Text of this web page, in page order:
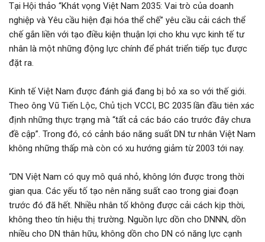
Đăng ký
VN
Tại Hội thảo “Khát vọng Việt Nam 2035: Vai trò của doanh
nghiệp và Yêu cầu hiện đại hóa thể chế” yêu cầu cải cách thể
chế gắn liền với tạo điều kiện thuận lợi cho khu vực kinh tế tư
nhân là một những động lực chính để phát triển tiếp tục được
đặt ra.
Kinh tế Việt Nam được đánh giá đang bị bỏ xa so với thế giới.
Theo ông Vũ Tiến Lộc, Chủ tịch VCCI, BC 2035 lần đầu tiên xác
định những thực trạng mà “tất cả các báo cáo trước đây chưa
đề cập”. Trong đó, có cảnh báo năng suất DN tư nhân Việt Nam
không những thấp mà còn có xu hướng giảm từ 2003 tới nay.
“DN Việt Nam có quy mô quá nhỏ, không lớn được trong thời
gian qua. Các yếu tố tạo nên năng suất cao trong giai đoạn
trước đó đã hết. Nhiều nhân tố không được cải cách kịp thời,
không theo tín hiệu thị trường. Nguồn lực dồn cho DNNN, dồn
nhiều cho DN thân hữu, không dồn cho DN có năng lực cạnh